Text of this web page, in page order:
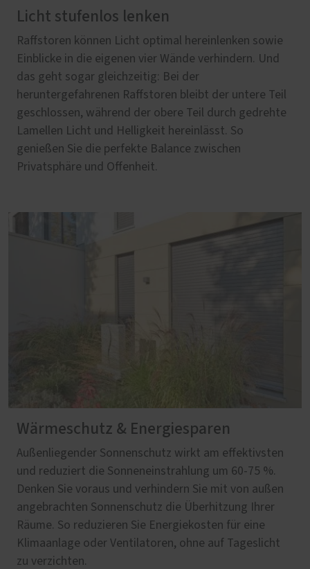
Licht stufenlos lenken
Raffstoren können Licht optimal hereinlenken sowie
Einblicke in die eigenen vier Wände verhindern. Und
das geht sogar gleichzeitig: Bei der
heruntergefahrenen Raffstoren bleibt der untere Teil
geschlossen, während der obere Teil durch gedrehte
Lamellen Licht und Helligkeit hereinlässt. So
genießen Sie die perfekte Balance zwischen
Privatsphäre und Offenheit.
Wärmeschutz & Energiesparen
Außenliegender Sonnenschutz wirkt am effektivsten
und reduziert die Sonneneinstrahlung um 60-75 %.
Denken Sie voraus und verhindern Sie mit von außen
angebrachten Sonnenschutz die Überhitzung Ihrer
Räume. So reduzieren Sie Energiekosten für eine
Klimaanlage oder Ventilatoren, ohne auf Tageslicht
zu verzichten.